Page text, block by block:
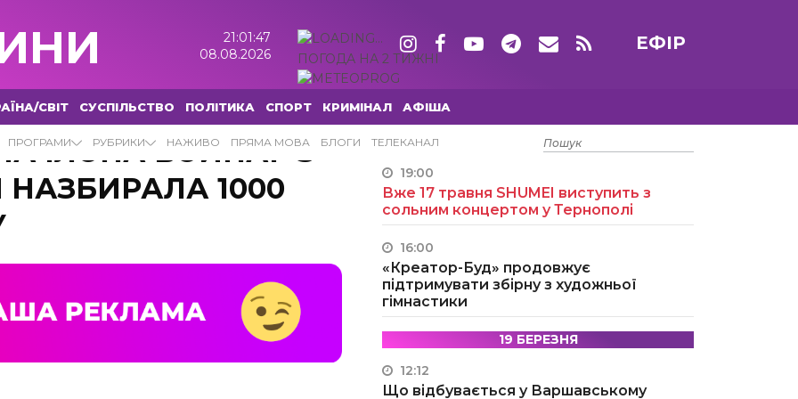
21:01:48
08.08.2026
ПОГОДА НА 2 ТИЖНІ
ЕФІР
СВІТ СУСПІЛЬСТВО ПОЛІТИКА СПОРТ КРИМІНАЛ АФІША
ПРОГРАМИ РУБРИКИ НАЖИВО ПРЯМА МОВА БЛОГИ ТЕЛЕКАНАЛ
ІЛОНА ВОЙНАР З
1000
15 ТРАВНЯ
19:00
Вже 17 травня SHUMEI виступить з
сольним концертом у Тернополі
16:00
«Креатор-Буд» продовжує
підтримувати збірну з художньої
гімнастики
19 БЕРЕЗНЯ
12:12
Що відбувається у Варшавському